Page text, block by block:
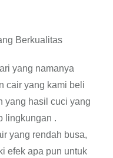
Berkualitas
yang namanya
cair yang kami beli
yang hasil cuci yang
lingkungan .
yang rendah busa,
efek apa pun untuk